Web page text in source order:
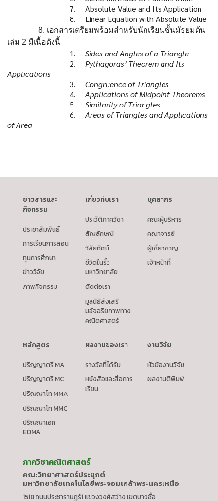
7.
Absolute Value and Its Application
8.
Linear Equation with Absolute Value
8. เอกสารเตรียมพร้อมสำหรับนักเรียนชั้นมัธยมต้น
เล่ม 2 มีเนื้อดังนี้
1.
Sides and Angles of a Triangle
2.
Pythagoras’ Theorem and Its
Applications
3.
Congruence of Triangles
4.
Applications of Midpoint Theorems
5.
Similarity of Triangles
6.
Areas of Triangles and Applications
of Area
ข่าวสารและ
กิจกรรม
ประชาสัมพันธ์
การเรียนการสอน
ทุนการศึกษา
ข่าววิจัย
ภาพกิจกรรม
เกี่ยวกับเรา
ประวัติภาควิชา
สัญลักษณ์
วิสัยทัศน์
ชีวิตในรั้ว
มหาวิทยาลัย
ติดต่อเรา
มูลนิธิส่งเสริ
มอัจฉริยภาพทาง
คณิตศาสตร์
บุคลากร
คณะผู้บริหาร
คณาจารย์
ผู้เชี่ยวชาญ
เจ้าหน้าที่
หลักสูตร
ปริญญาตรี MA
ปริญญาตรี MC
ปริญญาโท MMA
ปริญญาโท MMC
ปริญญาเอก
EDMA
ผลงานของเรา
รางวัลที่ได้รับ
หนังสือและสื่อการ
เรียน
งานวิจัย
หัวข้องานวิจัย
ผลงานตีพิมพ์
ภาควิชาคณิตศาสตร์
คณะวิทยาศาสตร์ประยุกต์
มหาวิทยาลัยเทคโนโลยีพระจอมเกล้าพระนครเหนือ
1518 ถนนประชาราษฎร์1 แขวงวงศ์สว่าง เขตบางซื่อ